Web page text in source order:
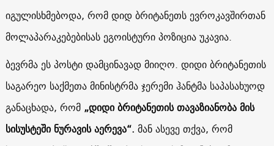
იგულისხმებოდა, რომ დიდ ბრიტანეთს ევროკავშირთან
მოლაპარაკებებისას ეგოისტური პოზიცია უკავია.
ბევრმა ეს პოსტი დამცინავად მიიღო. დიდი ბრიტანეთის
საგარეო საქმეთა მინისტრმა ჯერემი ჰანტმა საპასახუოდ
განაცხადა, რომ „დიდი ბრიტანეთის თავაზიანობა მის
სისუსტეში ნურავის აერევა“. მან ასევე თქვა, რომ